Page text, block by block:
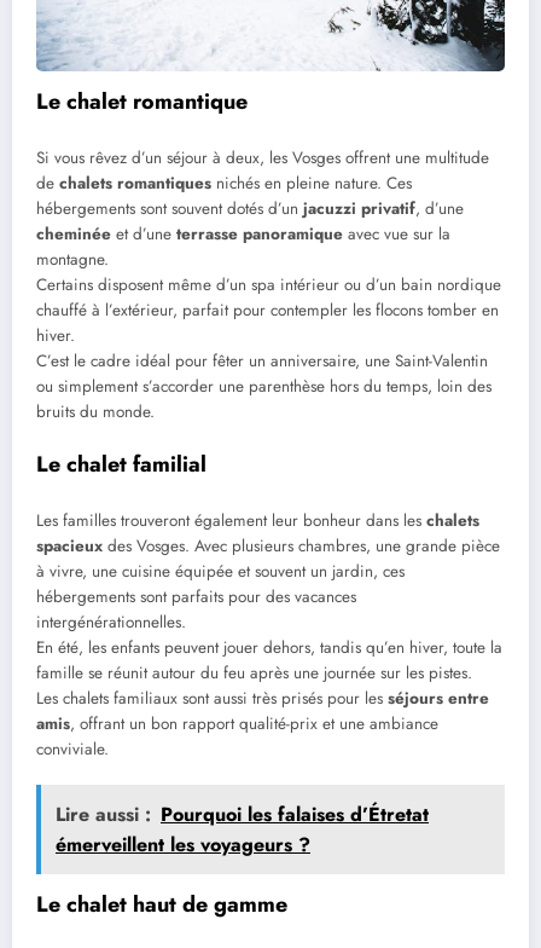
Le chalet romantique
Si vous rêvez d’un séjour à deux, les Vosges offrent une multitude
de chalets romantiques nichés en pleine nature. Ces
hébergements sont souvent dotés d’un jacuzzi privatif, d’une
cheminée et d’une terrasse panoramique avec vue sur la
montagne.
Certains disposent même d’un spa intérieur ou d’un bain nordique
chauffé à l’extérieur, parfait pour contempler les flocons tomber en
hiver.
C’est le cadre idéal pour fêter un anniversaire, une Saint-Valentin
ou simplement s’accorder une parenthèse hors du temps, loin des
bruits du monde.
Le chalet familial
Les familles trouveront également leur bonheur dans les chalets
spacieux des Vosges. Avec plusieurs chambres, une grande pièce
à vivre, une cuisine équipée et souvent un jardin, ces
hébergements sont parfaits pour des vacances
intergénérationnelles.
En été, les enfants peuvent jouer dehors, tandis qu’en hiver, toute la
famille se réunit autour du feu après une journée sur les pistes.
Les chalets familiaux sont aussi très prisés pour les séjours entre
amis, offrant un bon rapport qualité-prix et une ambiance
conviviale.
Lire aussi : Pourquoi les falaises d’Étretat
émerveillent les voyageurs ?
Le chalet haut de gamme